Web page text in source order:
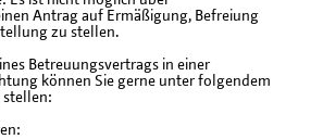
Antrag auf Ermäßigung, Befreiung
zu stellen.
Betreuungsvertrags in einer
können Sie gerne unter folgendem
stellen: